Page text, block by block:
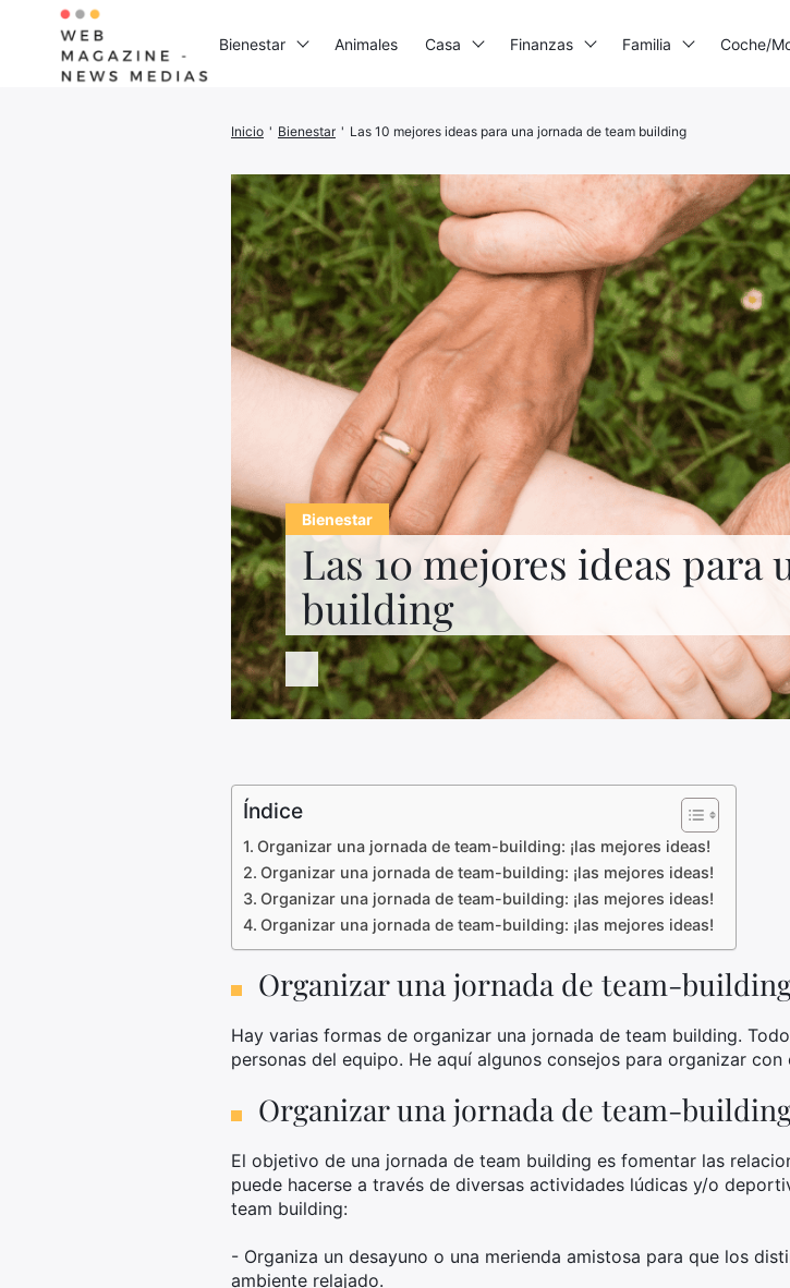
Bienestar
Las 10 mejores ideas para
building
Inicio ' Bienestar ' Las 10 mejores ideas para una jornada de team building
Índice
Organizar una jornada de team-building: ¡las mejores ideas!
Organizar una jornada de team-building: ¡las mejores ideas!
Organizar una jornada de team-building: ¡las mejores ideas!
Organizar una jornada de team-building: ¡las mejores ideas!
Organizar una jornada de team-
Hay varias formas de organizar una jornada de team building.
personas del equipo. He aquí algunos consejos para organizar
Organizar una jornada de team-
El objetivo de una jornada de team building es fomentar las
puede hacerse a través de diversas actividades lúdicas y/o
team building:
- Organiza un desayuno o una merienda amistosa para que los
ambiente relajado.
Bienestar Animales Casa
Impresora 3D
Generador
Finanzas Familia Coche/
Busca: